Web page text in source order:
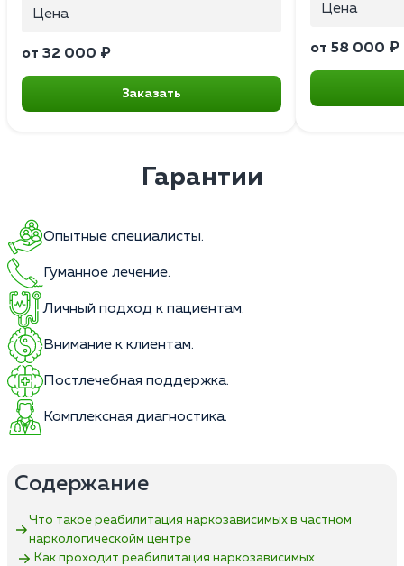
Цена
от 32 000 ₽
Заказать
Цена
от 58 000 ₽
Гарантии
Опытные специалисты.
Гуманное лечение.
Личный подход к пациентам.
Внимание к клиентам.
Постлечебная поддержка.
Комплексная диагностика.
Содержание
Что такое реабилитация наркозависимых в частном
наркологическойм центре
Как проходит реабилитация наркозависимых